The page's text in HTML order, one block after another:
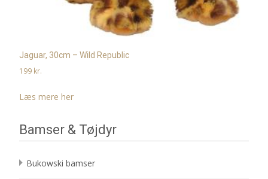
Jaguar, 30cm – Wild Republic
199 kr.
Læs mere her
Bamser & Tøjdyr
Bukowski bamser